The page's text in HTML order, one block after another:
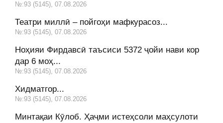
№:93 (5145), 07.08.2026
Театри миллӣ – пойгоҳи мафкурасоз...
№:93 (5145), 07.08.2026
Ноҳияи Фирдавсӣ таъсиси 5372 ҷойи нави кор
дар 6 моҳ...
№:93 (5145), 07.08.2026
Хидматгор...
№:93 (5145), 07.08.2026
Минтақаи Кӯлоб. Ҳаҷми истеҳсоли маҳсулоти